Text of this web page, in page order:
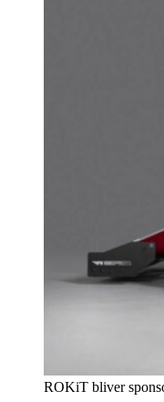
ROKiT bliver